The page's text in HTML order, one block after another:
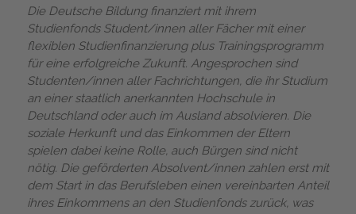
Die Deutsche Bildung finanziert mit ihrem
Studienfonds Student/innen aller Fächer mit einer
flexiblen Studienfinanzierung plus Trainingsprogramm
für eine erfolgreiche Zukunft. Angesprochen sind
Studenten/innen aller Fachrichtungen, die ihr Studium
an einer staatlich anerkannten Hochschule in
Deutschland oder auch im Ausland absolvieren. Die
soziale Herkunft und das Einkommen der Eltern
spielen dabei keine Rolle, auch Bürgen sind nicht
nötig. Die geförderten Absolvent/innen zahlen erst mit
dem Start in das Berufsleben einen vereinbarten Anteil
ihres Einkommens an den Studienfonds zurück, was